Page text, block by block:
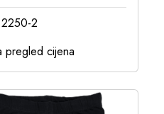
2
pregled cijena